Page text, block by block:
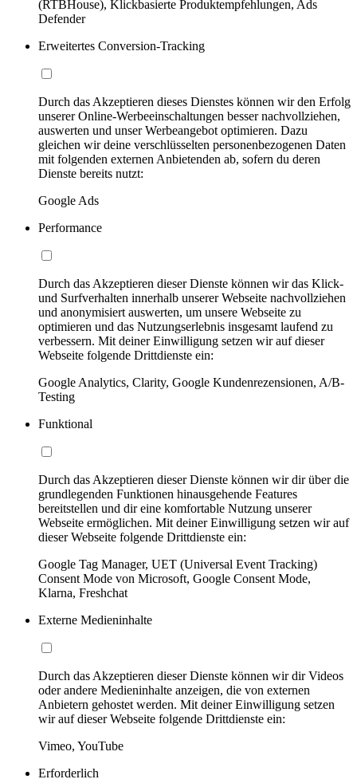
(RTBHouse), Klickbasierte Produktempfehlungen, Ads
Defender
Erweitertes Conversion-Tracking
Durch das Akzeptieren dieses Dienstes können wir den Erfolg
unserer Online-Werbeeinschaltungen besser nachvollziehen,
auswerten und unser Werbeangebot optimieren. Dazu
gleichen wir deine verschlüsselten personenbezogenen Daten
mit folgenden externen Anbietenden ab, sofern du deren
Dienste bereits nutzt:
Google Ads
Performance
Durch das Akzeptieren dieser Dienste können wir das Klick-
und Surfverhalten innerhalb unserer Webseite nachvollziehen
und anonymisiert auswerten, um unsere Webseite zu
optimieren und das Nutzungserlebnis insgesamt laufend zu
verbessern. Mit deiner Einwilligung setzen wir auf dieser
Webseite folgende Drittdienste ein:
Google Analytics, Clarity, Google Kundenrezensionen, A/B-
Testing
Funktional
Durch das Akzeptieren dieser Dienste können wir dir über die
grundlegenden Funktionen hinausgehende Features
bereitstellen und dir eine komfortable Nutzung unserer
Webseite ermöglichen. Mit deiner Einwilligung setzen wir auf
dieser Webseite folgende Drittdienste ein:
Google Tag Manager, UET (Universal Event Tracking)
Consent Mode von Microsoft, Google Consent Mode,
Klarna, Freshchat
Externe Medieninhalte
Durch das Akzeptieren dieser Dienste können wir dir Videos
oder andere Medieninhalte anzeigen, die von externen
Anbietern gehostet werden. Mit deiner Einwilligung setzen
wir auf dieser Webseite folgende Drittdienste ein:
Vimeo, YouTube
Erforderlich